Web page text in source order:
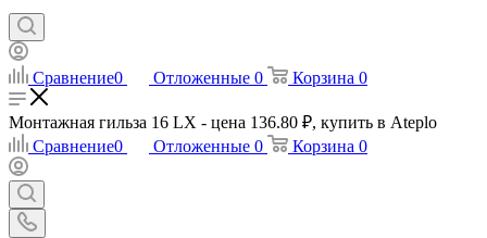
Сравнение0 Отложенные 0 Корзина 0
Монтажная гильза 16 LX - цена 136.80 ₽, купить в Ateplo
Сравнение0 Отложенные 0 Корзина 0